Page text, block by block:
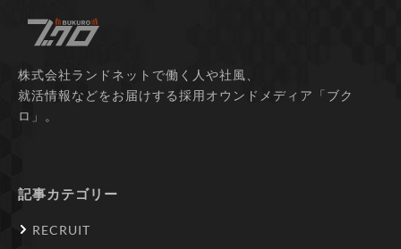
株式会社ランドネットで働く人や社風、
就活情報などをお届けする採用オウンドメディア「ブク
ロ」。
記事カテゴリー
RECRUIT